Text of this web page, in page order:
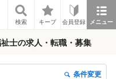
検索 キープ 会員登録 メニュー
士の求人・転職・募集
条件変更